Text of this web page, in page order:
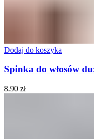
Dodaj do koszyka
Spinka do włosów
8.90 zł